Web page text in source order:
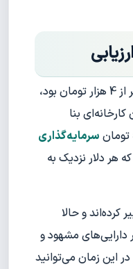
فرض کنید در زمانی که دلار کم‌تر از 4 هزار تومان بود،
بنا
سرمایه‌گذاری
هر دلار نزدیک به
و حالا
مشهود و
این زمان می‌توانید